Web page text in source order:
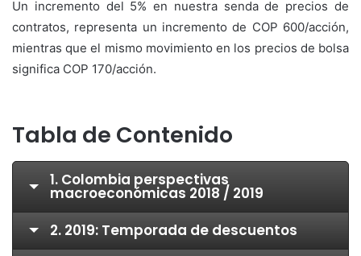
Un incremento del 5% en nuestra senda de precios de
contratos, representa un incremento de COP 600/acción,
mientras que el mismo movimiento en los precios de bolsa
significa COP 170/acción.
Tabla de Contenido
1. Colombia perspectivas
macroeconómicas 2018 / 2019
2. 2019: Temporada de descuentos